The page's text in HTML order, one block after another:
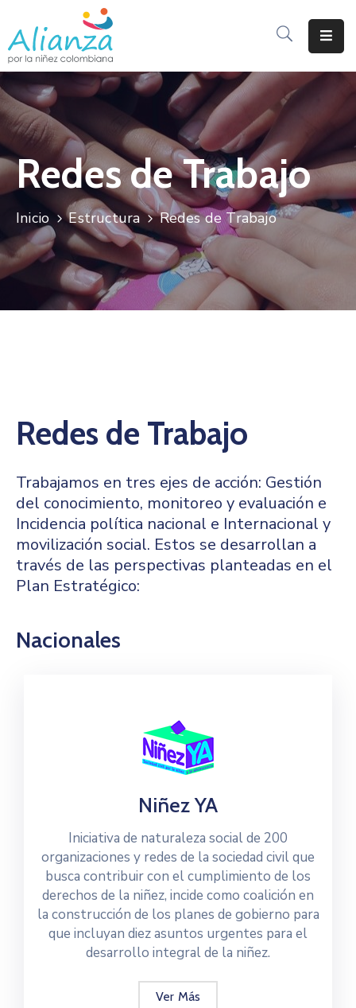
Inicio
La
Alianza
Documentos
Sé
Parte
De
Redes de Trabajo
Inicio Estructura Redes de Trabajo
Redes de Trabajo
Trabajamos en tres ejes de acción: Gestión
del conocimiento, monitoreo y evaluación e
Incidencia política nacional e Internacional y
movilización social. Estos se desarrollan a
través de las perspectivas planteadas en el
Plan Estratégico:
Nacionales
Niñez YA
Iniciativa de naturaleza social de 200
organizaciones y redes de la sociedad civil que
busca contribuir con el cumplimiento de los
derechos de la niñez, incide como coalición en
la construcción de los planes de gobierno para
que incluyan diez asuntos urgentes para el
desarrollo integral de la niñez.
Ver Más